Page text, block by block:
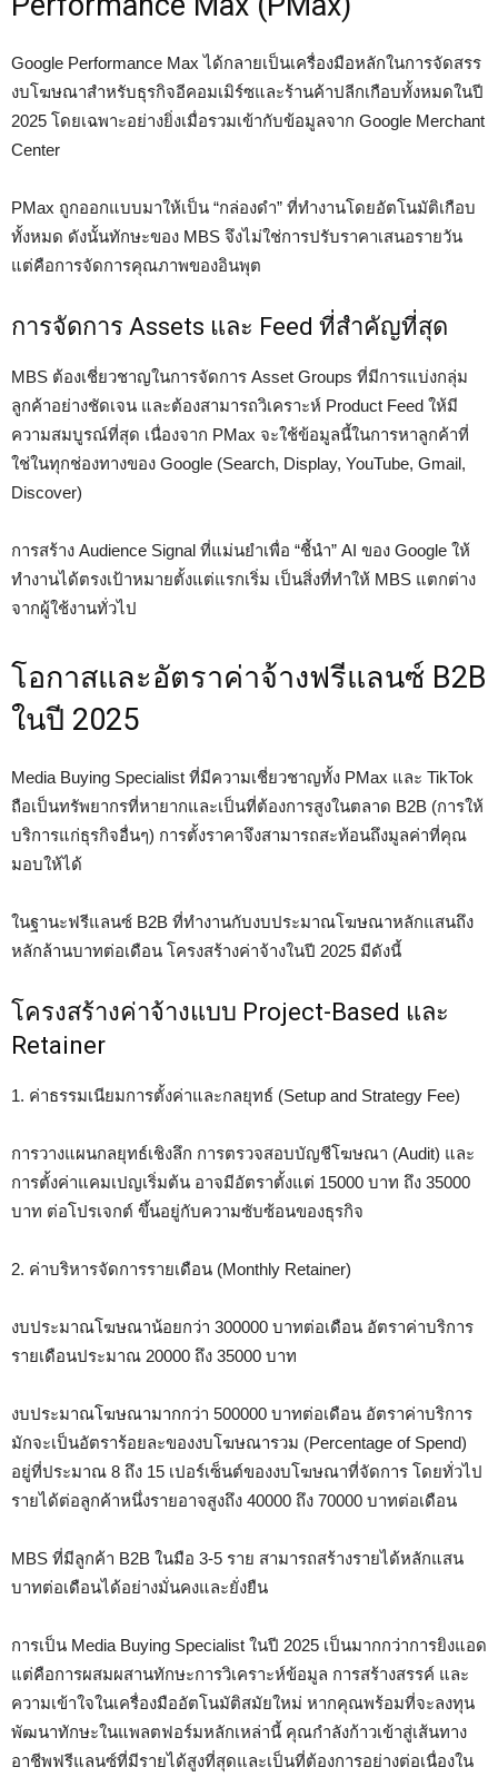
Google Performance Max ได้กลายเป็นเครื่องมือหลักในการจัดสรร
งบโฆษณาสำหรับธุรกิจอีคอมเมิร์ซและร้านค้าปลีกเกือบทั้งหมดในปี
2025 โดยเฉพาะอย่างยิ่งเมื่อรวมเข้ากับข้อมูลจาก Google Merchant
Center
PMax ถูกออกแบบมาให้เป็น “กล่องดำ” ที่ทำงานโดยอัตโนมัติเกือบ
ทั้งหมด ดังนั้นทักษะของ MBS จึงไม่ใช่การปรับราคาเสนอรายวัน
แต่คือการจัดการคุณภาพของอินพุต
การจัดการ Assets และ Feed ที่สำคัญที่สุด
MBS ต้องเชี่ยวชาญในการจัดการ Asset Groups ที่มีการแบ่งกลุ่ม
ลูกค้าอย่างชัดเจน และต้องสามารถวิเคราะห์ Product Feed ให้มี
ความสมบูรณ์ที่สุด เนื่องจาก PMax จะใช้ข้อมูลนี้ในการหาลูกค้าที่
ใช่ในทุกช่องทางของ Google (Search, Display, YouTube, Gmail,
Discover)
การสร้าง Audience Signal ที่แม่นยำเพื่อ “ชี้นำ” AI ของ Google ให้
ทำงานได้ตรงเป้าหมายตั้งแต่แรกเริ่ม เป็นสิ่งที่ทำให้ MBS แตกต่าง
จากผู้ใช้งานทั่วไป
โอกาสและอัตราค่าจ้างฟรีแลนซ์ B2B
ในปี 2025
Media Buying Specialist ที่มีความเชี่ยวชาญทั้ง PMax และ TikTok
ถือเป็นทรัพยากรที่หายากและเป็นที่ต้องการสูงในตลาด B2B (การให้
บริการแก่ธุรกิจอื่นๆ) การตั้งราคาจึงสามารถสะท้อนถึงมูลค่าที่คุณ
มอบให้ได้
ในฐานะฟรีแลนซ์ B2B ที่ทำงานกับงบประมาณโฆษณาหลักแสนถึง
หลักล้านบาทต่อเดือน โครงสร้างค่าจ้างในปี 2025 มีดังนี้
โครงสร้างค่าจ้างแบบ Project-Based และ
Retainer
1. ค่าธรรมเนียมการตั้งค่าและกลยุทธ์ (Setup and Strategy Fee)
การวางแผนกลยุทธ์เชิงลึก การตรวจสอบบัญชีโฆษณา (Audit) และ
การตั้งค่าแคมเปญเริ่มต้น อาจมีอัตราตั้งแต่ 15000 บาท ถึง 35000
บาท ต่อโปรเจกต์ ขึ้นอยู่กับความซับซ้อนของธุรกิจ
2. ค่าบริหารจัดการรายเดือน (Monthly Retainer)
งบประมาณโฆษณาน้อยกว่า 300000 บาทต่อเดือน อัตราค่าบริการ
รายเดือนประมาณ 20000 ถึง 35000 บาท
งบประมาณโฆษณามากกว่า 500000 บาทต่อเดือน อัตราค่าบริการ
มักจะเป็นอัตราร้อยละของงบโฆษณารวม (Percentage of Spend)
อยู่ที่ประมาณ 8 ถึง 15 เปอร์เซ็นต์ของงบโฆษณาที่จัดการ โดยทั่วไป
รายได้ต่อลูกค้าหนึ่งรายอาจสูงถึง 40000 ถึง 70000 บาทต่อเดือน
MBS ที่มีลูกค้า B2B ในมือ 3-5 ราย สามารถสร้างรายได้หลักแสน
บาทต่อเดือนได้อย่างมั่นคงและยั่งยืน
การเป็น Media Buying Specialist ในปี 2025 เป็นมากกว่าการยิงแอด
แต่คือการผสมผสานทักษะการวิเคราะห์ข้อมูล การสร้างสรรค์ และ
ความเข้าใจในเครื่องมืออัตโนมัติสมัยใหม่ หากคุณพร้อมที่จะลงทุน
พัฒนาทักษะในแพลตฟอร์มหลักเหล่านี้ คุณกำลังก้าวเข้าสู่เส้นทาง
อาชีพฟรีแลนซ์ที่มีรายได้สูงที่สุดและเป็นที่ต้องการอย่างต่อเนื่องใน